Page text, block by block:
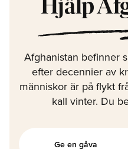
Afghanistan befinner
efter decennier av
människor är på flykt
kall vinter. Du
Ge en gåva